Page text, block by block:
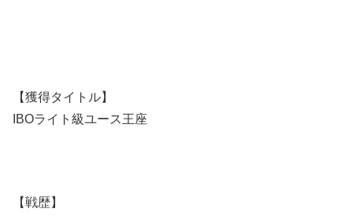
【獲得タイトル】
IBOライト級ユース王座
【戦歴】